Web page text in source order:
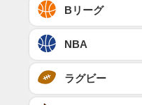
Bリーグ
NBA
ラグビー